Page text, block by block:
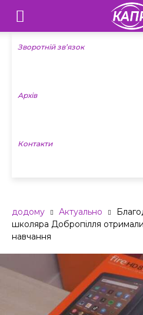
Телебачення
«Капрі»
Новини
Зворотній зв’язок
Архів
Контакти
додому Актуально
школяра Добропілля
навчання